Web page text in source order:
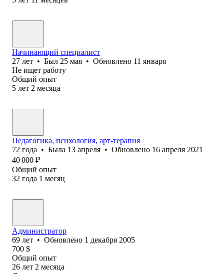
Начинающий специалист
27 лет • Был 25 мая • Обновлено 11 января
Не ищет работу
Общий опыт
5 лет 2 месяца
Педагогика, психология, арт-терапия
72 года • Была 13 апреля • Обновлено 16 апреля 2021
40 000 ₽
Общий опыт
32 года 1 месяц
Администратор
69 лет • Обновлено 1 декабря 2005
700 $
Общий опыт
26 лет 2 месяца